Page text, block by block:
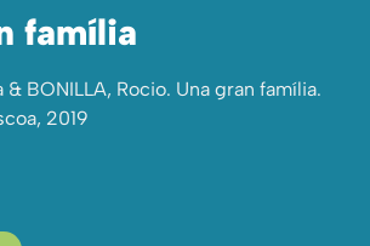
família
& BONILLA, Rocio. Una gran família.
2019